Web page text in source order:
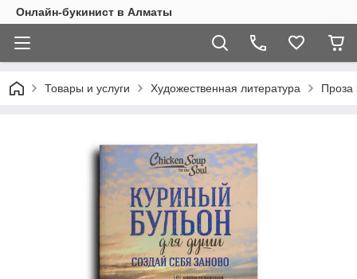
Онлайн-букинист в Алматы
Товары и услуги Художественная литература Проза